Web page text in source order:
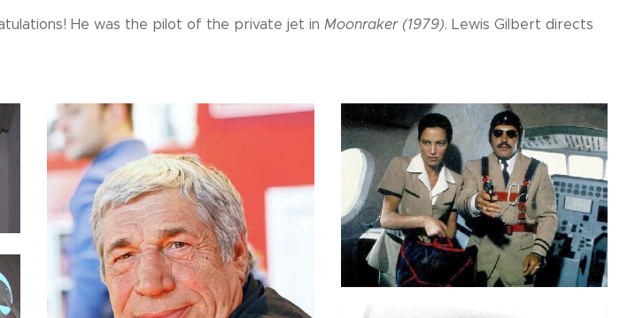
He was the pilot of the private jet in Moonraker (1979). Lewis Gilbert directs